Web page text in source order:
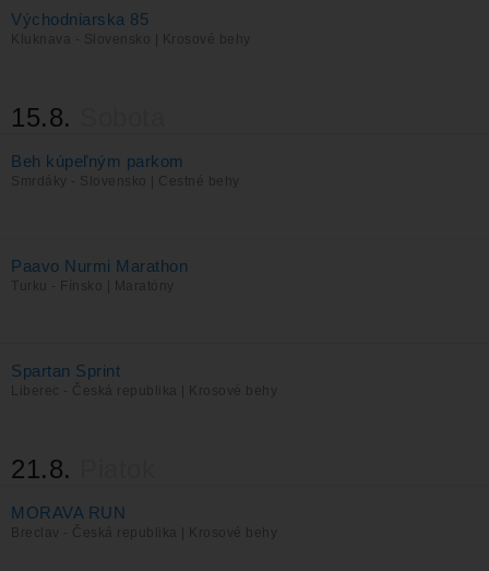
Východniarska 85
Kluknava - Slovensko | Krosové behy
15.8.
Beh kúpeľným parkom
Smrdáky - Slovensko | Cestné behy
Paavo Nurmi Marathon
Turku - Fínsko | Maratóny
Spartan Sprint
Liberec - Česká republika | Krosové behy
21.8.
MORAVA RUN
Breclav - Česká republika | Krosové behy